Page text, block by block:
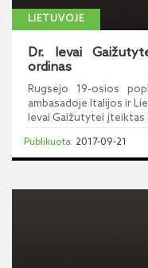
LIETUVOJE
Dr. Ievai
ordinas
Rugsėjo 19-osios
ambasadoje Italijos ir
Ievai Gaižutytei įteiktas
2017-09-21